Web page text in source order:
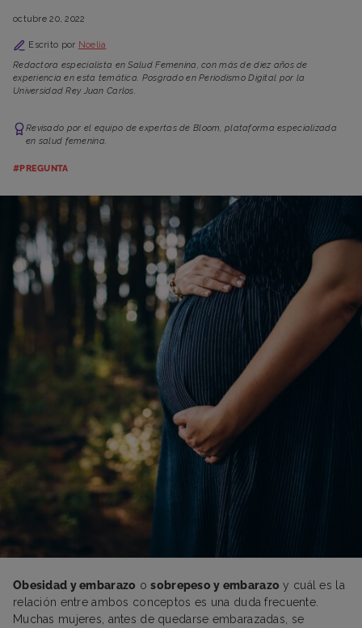
octubre 20, 2022
Escrito por Noelia
Redactora especialista en Salud Femenina, con más de diez años de
experiencia en esta temática. Posgrado en Periodismo Digital por la
Universidad Rey Juan Carlos.
Revisado por el equipo de expertas de Bloom, plataforma especializada
en salud femenina.
#PREGUNTA
Obesidad y embarazo osobrepeso y embarazo y cuál es la
relación entre ambos conceptos es una duda frecuente.
Muchas mujeres, antes de quedarse embarazadas, se